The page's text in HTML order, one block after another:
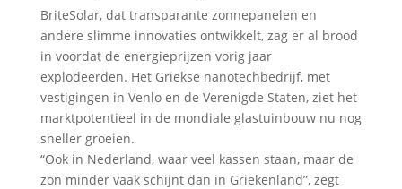
BriteSolar, dat transparante zonnepanelen en
andere slimme innovaties ontwikkelt, zag er al brood
in voordat de energieprijzen vorig jaar
explodeerden. Het Griekse nanotechbedrijf, met
vestigingen in Venlo en de Verenigde Staten, ziet het
marktpotentieel in de mondiale glastuinbouw nu nog
sneller groeien.
“Ook in Nederland, waar veel kassen staan, maar de
zon minder vaak schijnt dan in Griekenland”, zegt